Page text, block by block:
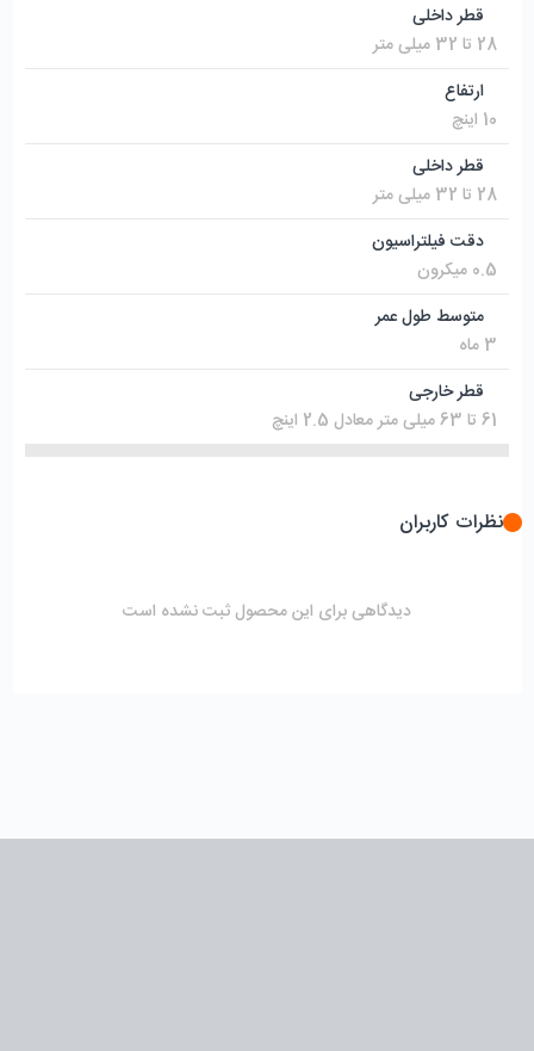
قطر داخلی
28 تا 32 میلی متر
ارتفاع
10 اینچ
قطر داخلی
28 تا 32 میلی متر
دقت فیلتراسیون
0.5 میکرون
متوسط طول عمر
3 ماه
قطر خارجی
61 تا 63 میلی متر معادل 2.5 اینچ
نظرات کاربران
دیدگاهی برای این محصول ثبت نشده است